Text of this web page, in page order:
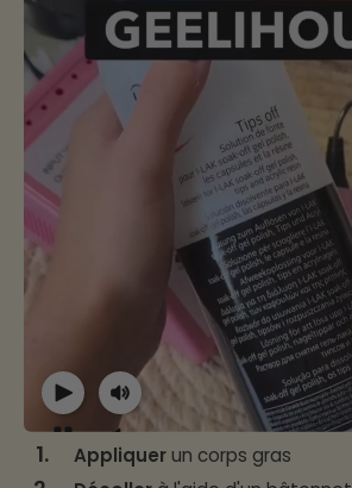
1. Appliquerun corps gras